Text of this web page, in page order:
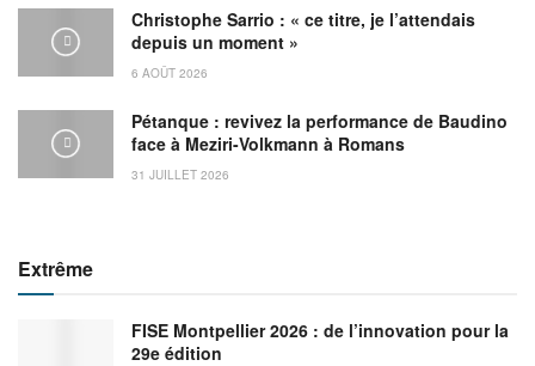
Christophe Sarrio : « ce titre, je l’attendais
depuis un moment »
6 AOÛT 2026
Pétanque : revivez la performance de Baudino
face à Meziri-Volkmann à Romans
31 JUILLET 2026
Extrême
FISE Montpellier 2026 : de l’innovation pour la
29e édition